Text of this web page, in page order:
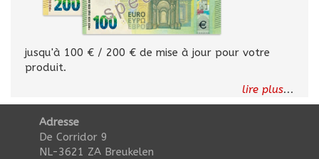
jusqu'à 100 € / 200 € de mise à jour pour votre
produit.
lire plus...
Adresse
De Corridor 9
NL-3621 ZA Breukelen